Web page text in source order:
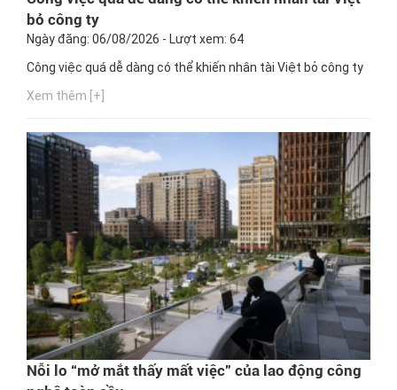
bỏ công ty
Ngày đăng: 06/08/2026 - Lượt xem: 64
Công việc quá dễ dàng có thể khiến nhân tài Việt bỏ công ty
Xem thêm [+]
Nỗi lo “mở mắt thấy mất việc” của lao động công